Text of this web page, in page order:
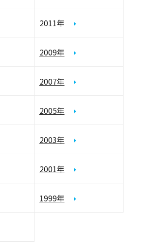
2011年
2009年
2007年
2005年
2003年
2001年
1999年